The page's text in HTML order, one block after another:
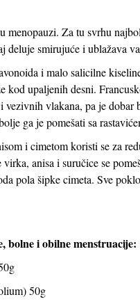
menopauzi. Za tu svrhu
deluje smirujuće i ublažava
i malo salicilne
kod upaljenih desni.
vezivnih vlakana, pa je
ga je pomešati sa
i cimetom koristi se za
anisa i suručice se
pola šipke cimeta. Sve
bolne i obilne menstruacije:
) 50g